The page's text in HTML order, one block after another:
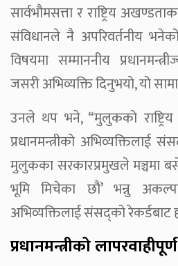
सार्वभौमसत्ता र राष्ट्रिय
संविधानले नै अपरिवर्तनीय
विषयमा सम्माननीय
जसरी अभिव्यक्ति दिनुभयो, यो
उनले थप भने, “मुलुकको
प्रधानमन्त्रीको अभिव्यक्तिलाई
मुलुकका सरकारप्रमुखले मञ्चमा
भूमि मिचेका छौं’ भन्नु
अभिव्यक्तिलाई संसद्को रेकर्डबाट
प्रधानमन्त्रीको